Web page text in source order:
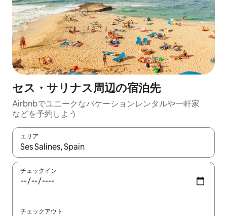
セス・サリナス⁠周⁠辺⁠の宿⁠泊⁠先
Airbnbでユニークなバ⁠ケ⁠ー⁠シ⁠ョ⁠ンレ⁠ン⁠タ⁠ルや一⁠軒⁠家
な⁠ど⁠を予⁠約⁠し⁠よ⁠う
エリア
検索結果が表示されたら、上下の矢印キーを使って移動するか
チェックイン
チェックアウト